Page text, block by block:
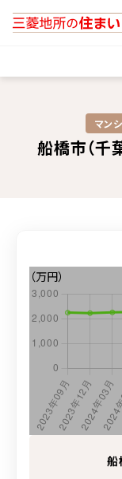
マン
船橋市（千
船
（万円）